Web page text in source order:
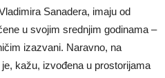
Sanadera, imaju od
u svojim srednjim godinama –
izazvani. Naravno, na
kažu, izvođena u prostorijama